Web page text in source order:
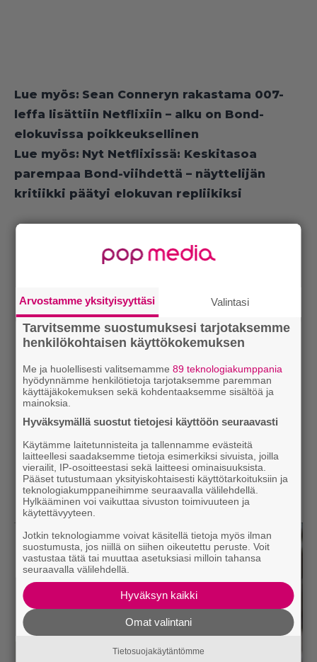
Lue myös: Sean Conneryn rakastama 007-
leffa lisättiin Netflixiin – alku on Bond-
elokuvissa poikkeuksellinen
Lue myös: Nyt Netflixissä: Keskitasoa
parempaa Bond-viihdettä – näyttelijän
kritiikki päätyi elokuvan repliikiksi
Arvostamme yksityisyyttäsi Valintasi
Tarvitsemme suostumuksesi tarjotaksemme
henkilökohtaisen käyttökokemuksen
Me ja huolellisesti valitsemamme89 teknologiakumppania
hyödynnämme henkilötietoja tarjotaksemme paremman
käyttäjäkokemuksen sekä kohdentaaksemme sisältöä ja
mainoksia.
Hyväksymällä suostut tietojesi käyttöön seuraavasti
Käytämme laitetunnisteita ja tallennamme evästeitä
laitteellesi saadaksemme tietoja esimerkiksi sivuista, joilla
vierailit, IP-osoitteestasi sekä laitteesi ominaisuuksista.
Pääset tutustumaan yksityiskohtaisesti käyttötarkoituksiin ja
teknologiakumppaneihimme seuraavalla välilehdellä.
Hylkääminen voi vaikuttaa sivuston toimivuuteen ja
käytettävyyteen.
Jotkin teknologiamme voivat käsitellä tietoja myös ilman
suostumusta, jos niillä on siihen oikeutettu peruste. Voit
vastustaa tätä tai muuttaa asetuksiasi milloin tahansa
seuraavalla välilehdellä.
Hyväksyn kaikki
Omat valintani
Tietosuojakäytäntömme